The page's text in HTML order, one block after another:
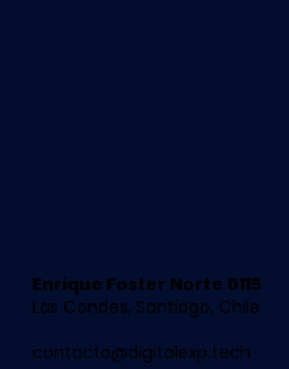
Enrique Foster Norte 0115
Las Condes, Santiago, Chile
contacto@digitalexp.tech